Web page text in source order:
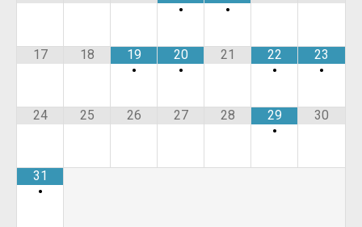
•
•
17 18
19
•
20
•
21
22
•
23
•
24 25 26 27 28
29
•
30
31
•